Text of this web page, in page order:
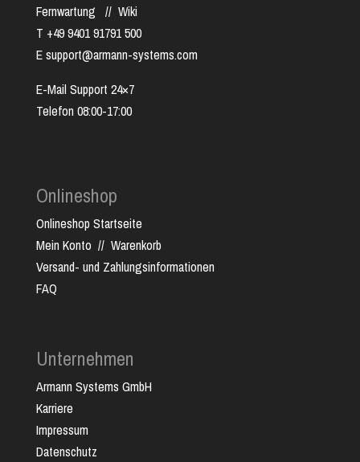
Fernwartung // Wiki
T +49 9401 91791 500
E support@armann-systems.com
E-Mail Support 24×7
Telefon 08:00-17:00
Onlineshop
Onlineshop Startseite
Mein Konto // Warenkorb
Versand- und Zahlungsinformationen
FAQ
Unternehmen
Armann Systems GmbH
Karriere
Impressum
Datenschutz